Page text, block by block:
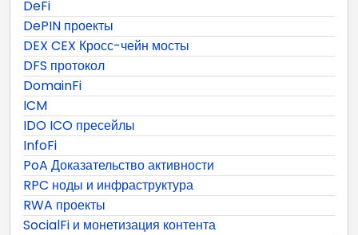
DeFi
DePIN проекты
DEX CEX Кросс-чейн мосты
DFS протокол
DomainFi
ICM
IDO ICO пресейлы
InfoFi
PoA Доказательство активности
RPC ноды и инфраструктура
RWA проекты
SocialFi и монетизация контента